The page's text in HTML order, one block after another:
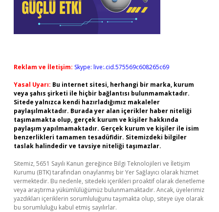
Reklam ve İletişim: Skype: live:.cid.575569c608265c69
Yasal Uyarı: Bu internet sitesi, herhangi bir marka, kurum
veya şahıs şirketi ile hiçbir bağlantısı bulunmamaktadır.
Sitede yalnızca kendi hazırladığımız makaleler
paylaşılmaktadır. Burada yer alan içerikler haber niteliği
taşımamakta olup, gerçek kurum ve kişiler hakkında
paylaşım yapılmamaktadır. Gerçek kurum ve kişiler ile isim
benzerlikleri tamamen tesadüfidir. Sitemizdeki bilgiler
taslak halindedir ve tavsiye niteliği taşımazlar.
Sitemiz, 5651 Sayılı Kanun gereğince Bilgi Teknolojileri ve İletişim
Kurumu (BTK) tarafından onaylanmış bir Yer Sağlayıcı olarak hizmet
vermektedir. Bu nedenle, sitedeki içerikleri proaktif olarak denetleme
veya araştırma yükümlülüğümüz bulunmamaktadır. Ancak, üyelerimiz
yazdıkları içeriklerin sorumluluğunu taşımakta olup, siteye üye olarak
bu sorumluluğu kabul etmiş sayılırlar.